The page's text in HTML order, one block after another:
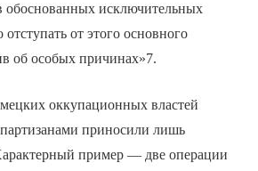
обоснованных исключительных
от этого основного
об особых причинах»7.
оккупационных властей
приносили лишь
пример — две операции